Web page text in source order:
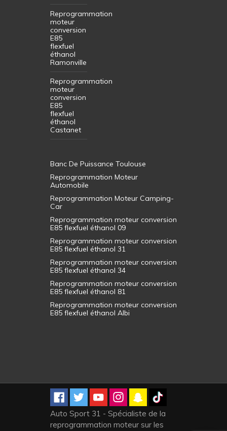
Reprogrammation
moteur
conversion
E85
flexfuel
éthanol
Ramonville
Reprogrammation
moteur
conversion
E85
flexfuel
éthanol
Castanet
Banc De Puissance Toulouse
Reprogrammation Moteur
Automobile
Reprogrammation Moteur Camping-
Car
Reprogrammation moteur conversion
E85 flexfuel éthanol 09
Reprogrammation moteur conversion
E85 flexfuel éthanol 31
Reprogrammation moteur conversion
E85 flexfuel éthanol 34
Reprogrammation moteur conversion
E85 flexfuel éthanol 81
Reprogrammation moteur conversion
E85 flexfuel éthanol Albi
Auto Sport 31 - Spécialiste de la
reprogrammation moteur sur les